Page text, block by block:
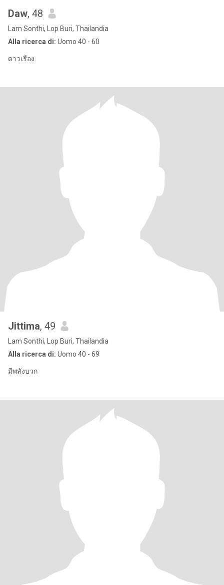
Daw, 48
Lam Sonthi, Lop Buri, Thailandia
Alla ricerca di: Uomo 40 - 60
ดาวเรือง
Jittima, 49
Lam Sonthi, Lop Buri, Thailandia
Alla ricerca di: Uomo 40 - 69
มีพลังบวก